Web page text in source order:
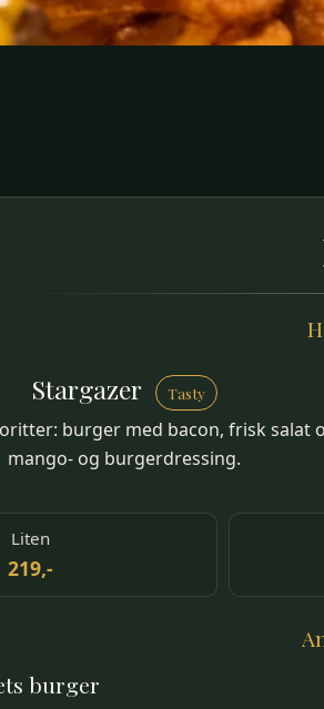
Stargazer Tasty
burger med bacon, frisk salat
mango- og burgerdressing.
Liten
219,-
burger